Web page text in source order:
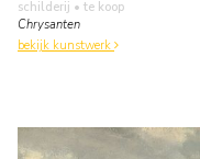
schilderij • te koop
Chrysanten
bekijk kunstwerk